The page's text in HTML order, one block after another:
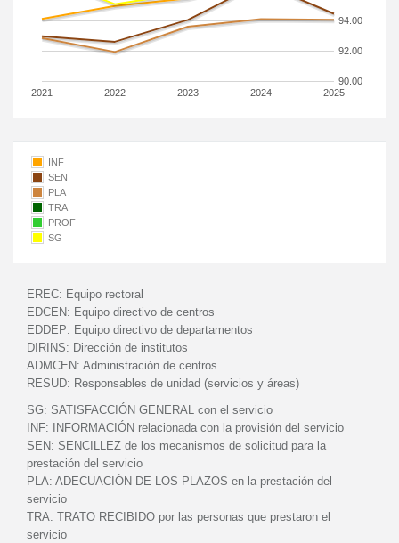
2021 2022 2023 2024 2025
90.00
92.00
94.00
INF
SEN
PLA
TRA
PROF
SG
EREC: Equipo rectoral
EDCEN: Equipo directivo de centros
EDDEP: Equipo directivo de departamentos
DIRINS: Dirección de institutos
ADMCEN: Administración de centros
RESUD: Responsables de unidad (servicios y áreas)
SG: SATISFACCIÓN GENERAL con el servicio
INF:
INFORMACIÓN relacionada con la provisión del servicio
SEN: SENCILLEZ de los mecanismos de solicitud para la
prestación del servicio
PLA: ADECUACIÓN DE LOS PLAZOS en la prestación del
servicio
TRA: TRATO RECIBIDO por las personas que prestaron el
servicio